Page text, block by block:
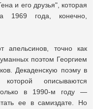
и его друзья", которая
1969 года, конечно,
апельсинов, точно как
поэтом Георгием
Декаденскую поэму в
описываются
в 1990-м году —
ее в самиздате. Но